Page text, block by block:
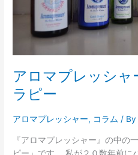
アロマプレッシャ
ラピー
アロマプレッシャー, コラム /
『アロマプレッシャー』の中の
ピー」です。 私が２０数年前に
ア
ロ
マ
テ
ピ
ー